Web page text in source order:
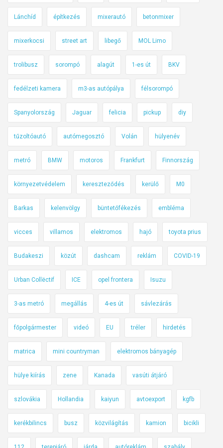
n
Lánchíd építkezés mixerautó betonmixer
mixerkocsi street art libegő MOL Limo
trolibusz sorompó alagút 1-es út BKV
fedélzeti kamera m3-as autópálya félsorompó
Spanyolország Jaguar felicia pickup diy
tűzoltóautó autómegosztó Volán hülyenév
metró BMW motoros Frankfurt Finnország
környezetvédelem kereszteződés kerülő M0
Barkas kelenvölgy büntetőfékezés embléma
vicces villamos elektromos hajó toyota prius
Budakeszi közút dashcam reklám COVID-19
Urban Collëctif ICE opel frontera Isuzu
3-as metró megállás 4-es út sávlezárás
főpolgármester videó EU tréler hirdetés
matrica mini countryman elektromos bányagép
hülye kiírás zene Kanada vasúti átjáró
szlovákia Hollandia kaiyun avtoexport kgfb
kerékbilincs busz közvilágítás kamion bicikli